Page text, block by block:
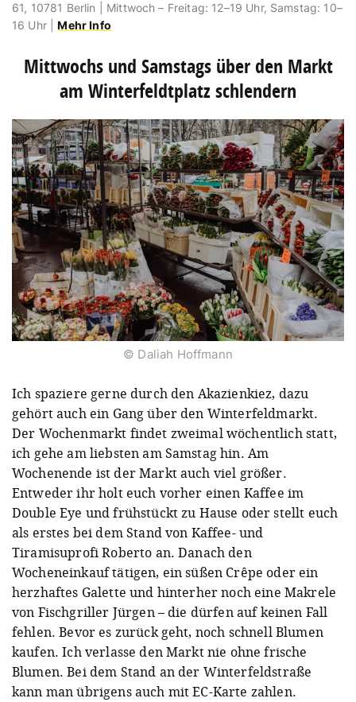
61, 10781 Berlin | Mittwoch – Freitag: 12–19 Uhr, Samstag: 10–
16 Uhr |Mehr Info
Mittwochs und Samstags über den Markt
am Winterfeldtplatz schlendern
© Daliah Hoffmann
Ich spaziere gerne durch den Akazienkiez, dazu
gehört auch ein Gang über den Winterfeldmarkt.
Der Wochenmarkt findet zweimal wöchentlich statt,
ich gehe am liebsten am Samstag hin. Am
Wochenende ist der Markt auch viel größer.
Entweder ihr holt euch vorher einen Kaffee im
Double Eye und frühstückt zu Hause oder stellt euch
als erstes bei dem Stand von Kaffee- und
Tiramisuprofi Roberto an. Danach den
Wocheneinkauf tätigen, ein süßen Crêpe oder ein
herzhaftes Galette und hinterher noch eine Makrele
von Fischgriller Jürgen – die dürfen auf keinen Fall
fehlen. Bevor es zurück geht, noch schnell Blumen
kaufen. Ich verlasse den Markt nie ohne frische
Blumen. Bei dem Stand an der Winterfeldstraße
kann man übrigens auch mit EC-Karte zahlen.